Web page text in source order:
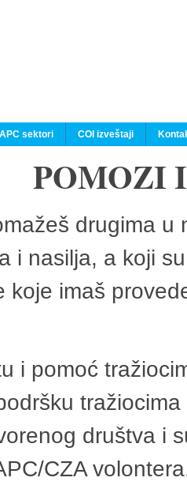
APC sektori COI izveštaji
POMOZI
drugima
i nasilja, a koji
koje imaš
i pomoć
društva i
CZA